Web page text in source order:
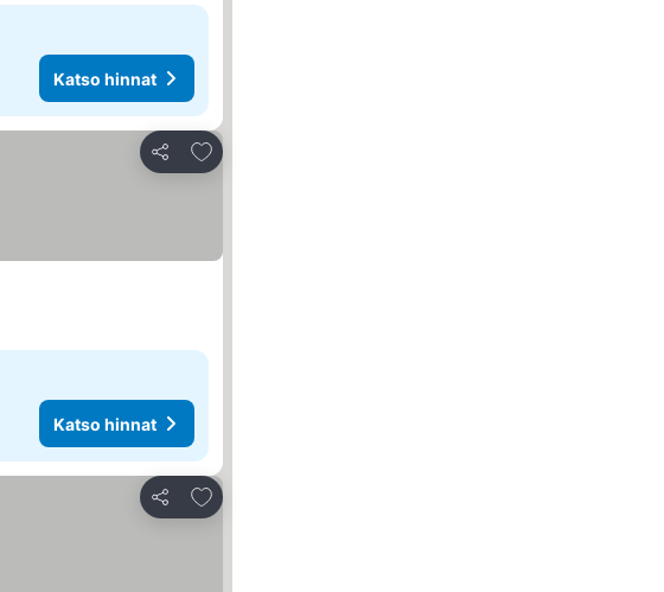
Katso hinnat
Jaa
Lisää suosikkeihin
Katso hinnat
Jaa
Lisää suosikkeihin